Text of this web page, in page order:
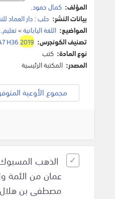
المؤلف: كمال حمود.
بيانات النشر: حلب:دار العماد
المواضيع: اللغة اليابانية>تعليم.
تصنيف الكونجرس:
H362019
نوع المادة: كتب
المصدر: المكتبة الرئيسية
مجموع الأوعية
الذهب
عمان من الئمة
مصطفى بن هلال